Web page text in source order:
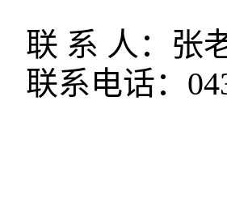
联 系 人：张
联系电话：